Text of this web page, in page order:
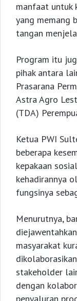
manfaat untuk
yang memang
tangan
Program itu
pihak antara
Prasarana
Astra Agro
(TDA)
Ketua PWI
beberapa
kepakaan
kehadirannya
fungsinya
Menurutnya,
masyarakat
stakeholder
dengan